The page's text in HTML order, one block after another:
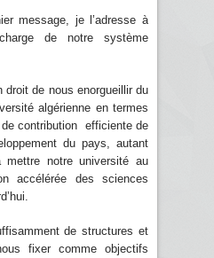
message, je l’adresse à
de notre système
de nous enorgueillir du
algérienne en termes
contribution efficiente de
du pays, autant
notre université au
accélérée des sciences
de structures et
fixer comme objectifs